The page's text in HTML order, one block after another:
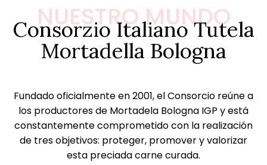
NUESTRO MUNDO
Consorzio Italiano Tutela
Mortadella Bologna
Fundado oficialmente en 2001, el Consorcio reúne a
los productores de Mortadela Bologna IGP y está
constantemente comprometido con la realización
de tres objetivos: proteger, promover y valorizar
esta preciada carne curada.